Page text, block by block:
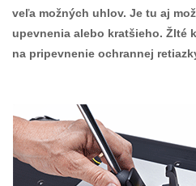
veľa možných uhlov. Je tu aj
upevnenia alebo kratšieho. Žlté
na pripevnenie ochrannej